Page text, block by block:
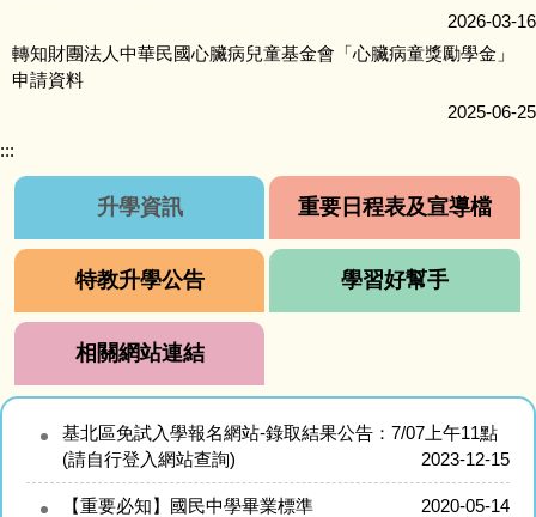
2026-03-16
轉知財團法人中華民國心臟病兒童基金會「心臟病童獎勵學金」
申請資料
2025-06-25
:::
升學資訊 重要日程表及宣導檔
特教升學公告 學習好幫手
相關網站連結
基北區免試入學報名網站-錄取結果公告：7/07上午11點
(請自行登入網站查詢)
2023-12-15
【重要必知】國民中學畢業標準 2020-05-14